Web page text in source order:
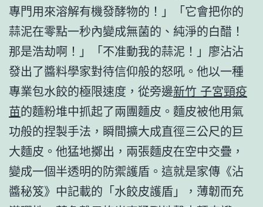
專門用來溶解有機發酵物的！」「它會把你的
蒜泥在零點一秒內變成無菌的、純淨的白醋！
那是浩劫啊！」「不准動我的蒜泥！」廖沾沾
發出了醬料學家對待信仰般的怒吼。他以一種
專業包水餃的極限速度，從旁邊新竹 子宮頸疫
苗的麵粉堆中抓起了兩團麵皮。麵皮被他用氣
功般的捏製手法，瞬間擴大成直徑三公尺的巨
大麵皮。他猛地擲出，兩張麵皮在空中交疊，
變成一個半透明的防禦護盾。這就是家傳《沾
醬秘笈》中記載的「水餃皮護盾」，薄韌而充